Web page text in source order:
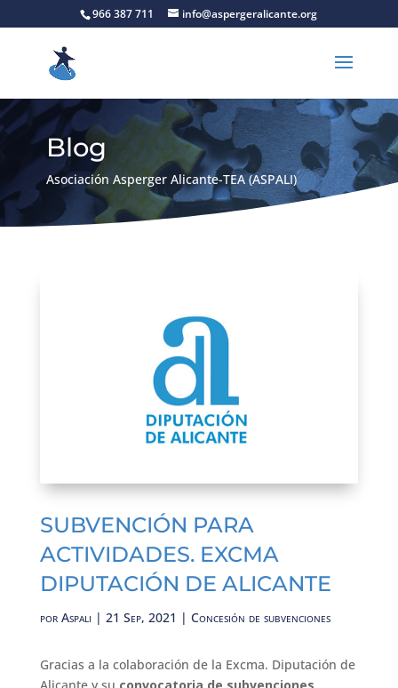
966 387 711 info@aspergeralicante.org
Blog
Asociación Asperger Alicante-TEA (ASPALI)
SUBVENCIÓN PARA
ACTIVIDADES. EXCMA
DIPUTACIÓN DE ALICANTE
por Aspali | 21 Sep, 2021 | Concesión de subvenciones
Gracias a la colaboración de la Excma. Diputación de